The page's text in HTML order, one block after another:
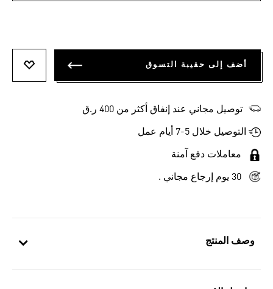
وصف المنتج
أضف إلى حقيبة التسوق
توصيل مجاني عند إنفاق أكثر من 400 ر.ق
التوصيل خلال 5-7 أيام عمل
معاملات دفع آمنة